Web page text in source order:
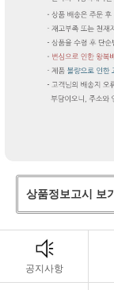
상품정보고시 보기
공지사항